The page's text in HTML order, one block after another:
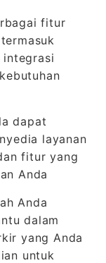
fitur
integrasi
dapat
layanan
fitur yang
Anda
Anda
dalam
yang Anda
untuk